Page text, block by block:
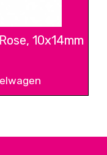
10x14mm